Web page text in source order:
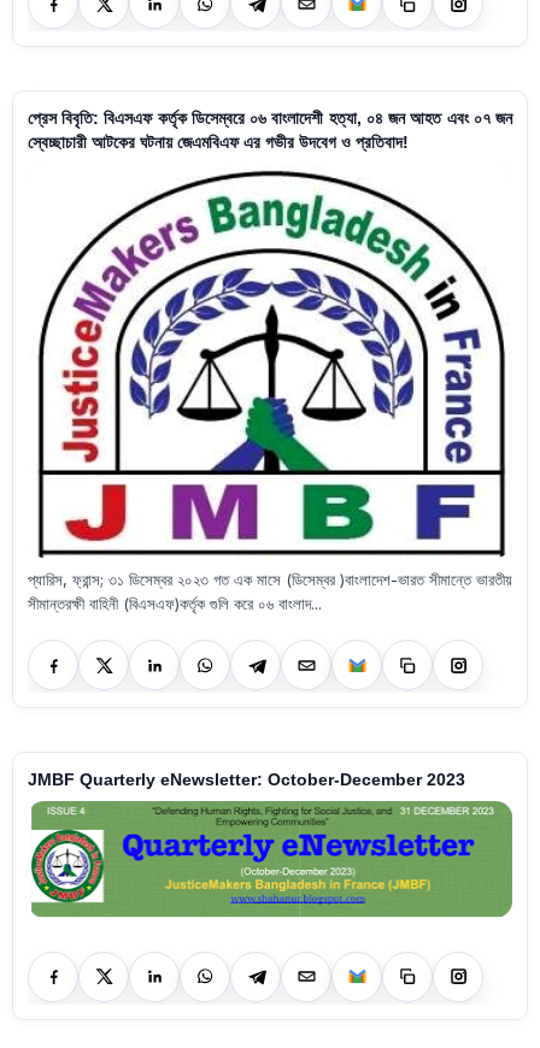
প্রেস বিবৃতি: বিএসএফ কর্তৃক ডিসেম্বরে ০৬ বাংলাদেশী হত্যা, ০৪ জন আহত এবং ০৭ জন
স্বেচ্ছাচারী আটকের ঘটনায় জেএমবিএফ এর গভীর উদবেগ ও প্রতিবাদ!
প্যারিস, ফ্রান্স; ৩১ ডিসেম্বর ২০২৩ গত এক মাসে (ডিসেম্বর )বাংলাদেশ-ভারত সীমান্তে ভারতীয়
সীমান্তরক্ষী বাহিনী (বিএসএফ)কর্তৃক গুলি করে ০৬ বাংলাদ...
JMBF Quarterly eNewsletter: October-December 2023